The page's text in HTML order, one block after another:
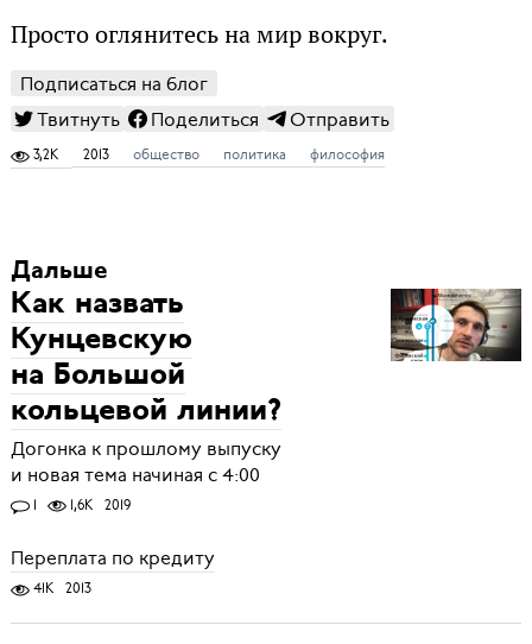
Просто оглянитесь на мир вокруг.
Подписаться на блог
Твитнуть
Поделиться Отправить
3,2K 2013 общество политика философия
Дальше
Как назвать
Кунцевскую
на Большой
кольцевой линии?
Догонка к прошлому выпуску
и новая тема начиная с 4:00
1 1,6K 2019
Переплата по кредиту
41K 2013